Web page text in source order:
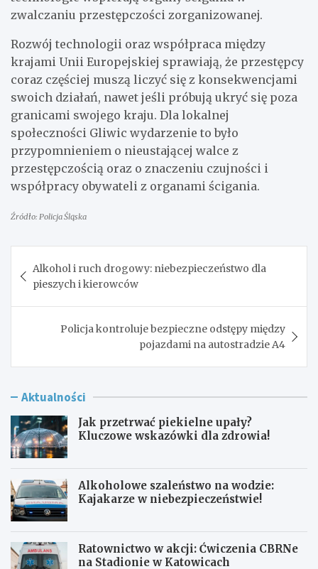
zwalczaniu przestępczości zorganizowanej.
Rozwój technologii oraz współpraca między
krajami Unii Europejskiej sprawiają, że przestępcy
coraz częściej muszą liczyć się z konsekwencjami
swoich działań, nawet jeśli próbują ukryć się poza
granicami swojego kraju. Dla lokalnej
społeczności Gliwic wydarzenie to było
przypomnieniem o nieustającej walce z
przestępczością oraz o znaczeniu czujności i
współpracy obywateli z organami ścigania.
Źródło: Policja Śląska
wpisu
Alkohol i ruch drogowy: niebezpieczeństwo dla
pieszych i kierowców
Policja kontroluje bezpieczne odstępy między
pojazdami na autostradzie A4
Aktualności
Jak przetrwać piekielne upały?
Kluczowe wskazówki dla zdrowia!
Alkoholowe szaleństwo na wodzie:
Kajakarze w niebezpieczeństwie!
Ratownictwo w akcji: Ćwiczenia CBRNe
na Stadionie w Katowicach